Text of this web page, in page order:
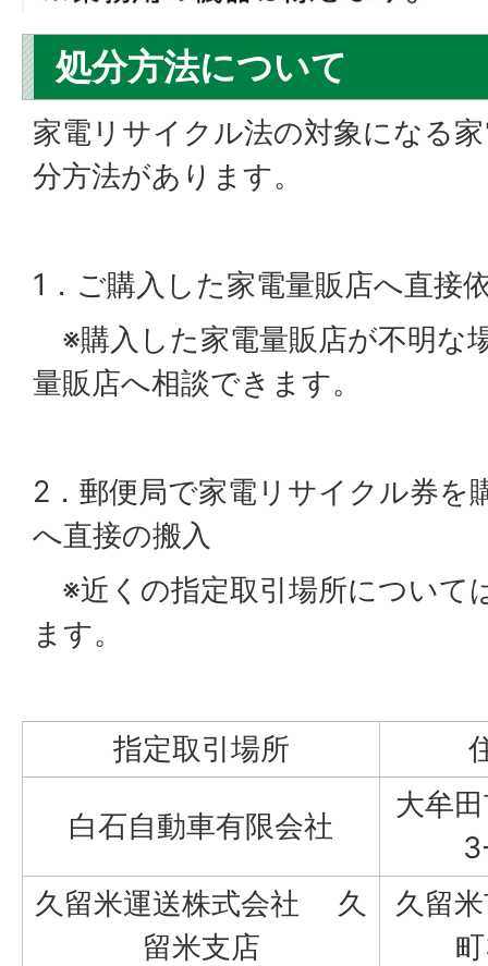
処分方法について
家電リサイクル法の対象になる
分方法があります。
1．ご購入した家電量販店へ直接
※購入した家電量販店が不明な
量販店へ相談できます。
2．郵便局で家電リサイクル券を
へ直接の搬入
※近くの指定取引場所について
ます。
指定取引場所
白石自動車有限会社
大牟
久留米運送株式会社 久
留米支店
久留